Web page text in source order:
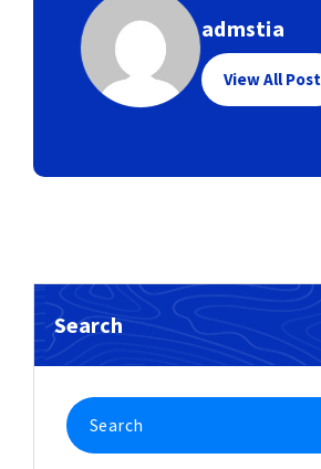
admstia
View All Post
Search
Search
for: